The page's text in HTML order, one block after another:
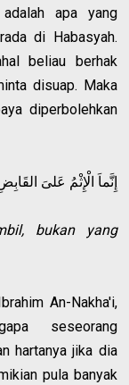
apa yang
di Habasyah.
beliau berhak
disuap. Maka
diperbolehkan
إِنَّماَ الْإِثْمُ عَلىَ
bukan yang
An-Nakha'i,
seseorang
hartanya jika dia
pula banyak